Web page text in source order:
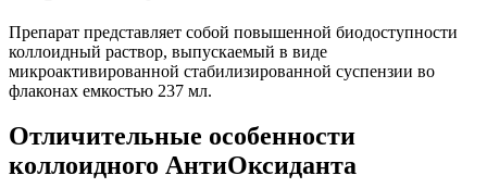
Препарат представляет собой повышенной биодоступности
коллоидный раствор, выпускаемый в виде
микроактивированной стабилизированной суспензии во
флаконах емкостью 237 мл.
Отличительные особенности
коллоидного АнтиОксиданта